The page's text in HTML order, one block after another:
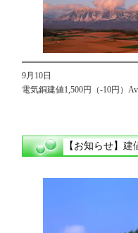
9月10日
電気銅建値1,500円（-10円）
【お知らせ】 建